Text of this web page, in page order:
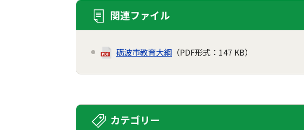
関連ファイル
砺波市教育大綱 （PDF形式：147 KB）
カテゴリー